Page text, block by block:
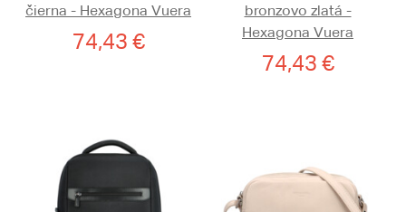
čierna - Hexagona Vuera
74,43 €
bronzovo zlatá -
Hexagona Vuera
74,43 €